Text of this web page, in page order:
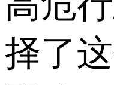
择了